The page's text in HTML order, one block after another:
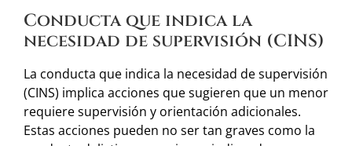
Conducta que indica la
necesidad de supervisión (CINS)
La conducta que indica la necesidad de supervisión
(CINS) implica acciones que sugieren que un menor
requiere supervisión y orientación adicionales.
Estas acciones pueden no ser tan graves como la